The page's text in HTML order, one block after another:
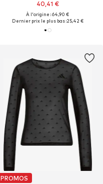
40,41 €
À l'origine : 64,90 €
Dernier prix le plus bas :25,42 €
PROMOS